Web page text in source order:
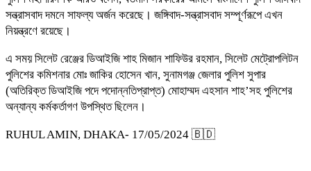
সন্ত্রাসবাদ দমনে সাফল্য অর্জন করেছে। জঙ্গিবাদ-সন্ত্রাসবাদ সম্পূর্ণরূপে এখন
নিয়ন্ত্রণে রয়েছে।
এ সময় সিলেট রেঞ্জের ডিআইজি শাহ মিজান শাফিউর রহমান, সিলেট মেট্রোপলিটন
পুলিশের কমিশনার মোঃ জাকির হোসেন খান, সুনামগঞ্জ জেলার পুলিশ সুপার
(অতিরিক্ত ডিআইজি পদে পদোন্নতিপ্রাপ্ত) মোহাম্মদ এহসান শাহ’সহ পুলিশের
অন্যান্য কর্মকর্তাগণ উপস্থিত ছিলেন।
RUHUL AMIN, DHAKA- 17/05/2024 🇧🇩